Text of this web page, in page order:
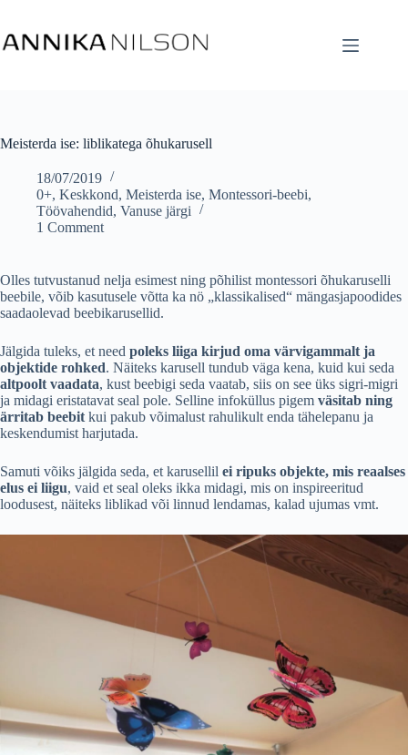
Meisterda ise: liblikatega õhukarusell
18/07/2019
0+, Keskkond, Meisterda ise, Montessori-beebi,
Töövahendid, Vanuse järgi
1 Comment
Olles tutvustanud nelja esimest ning põhilist montessori õhukaruselli
beebile, võib kasutusele võtta ka nö „klassikalised“ mängasjapoodides
saadaolevad beebikarusellid.
Jälgida tuleks, et need poleks liiga kirjud oma värvigammalt ja
objektide rohked. Näiteks karusell tundub väga kena, kuid kui seda
altpoolt vaadata, kust beebigi seda vaatab, siis on see üks sigri-migri
ja midagi eristatavat seal pole. Selline infoküllus pigem väsitab ning
ärritab beebit kui pakub võimalust rahulikult enda tähelepanu ja
keskendumist harjutada.
Samuti võiks jälgida seda, et karusellil ei ripuks objekte, mis reaalses
elus ei liigu, vaid et seal oleks ikka midagi, mis on inspireeritud
loodusest, näiteks liblikad või linnud lendamas, kalad ujumas vmt.